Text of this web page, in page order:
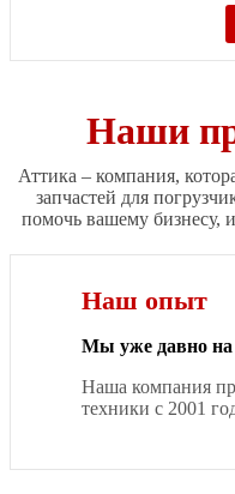
Наши
Аттика – компания,
запчастей для
помочь вашему бизнесу,
Наш опыт
Мы уже давно
Наша компания
техники с 2001